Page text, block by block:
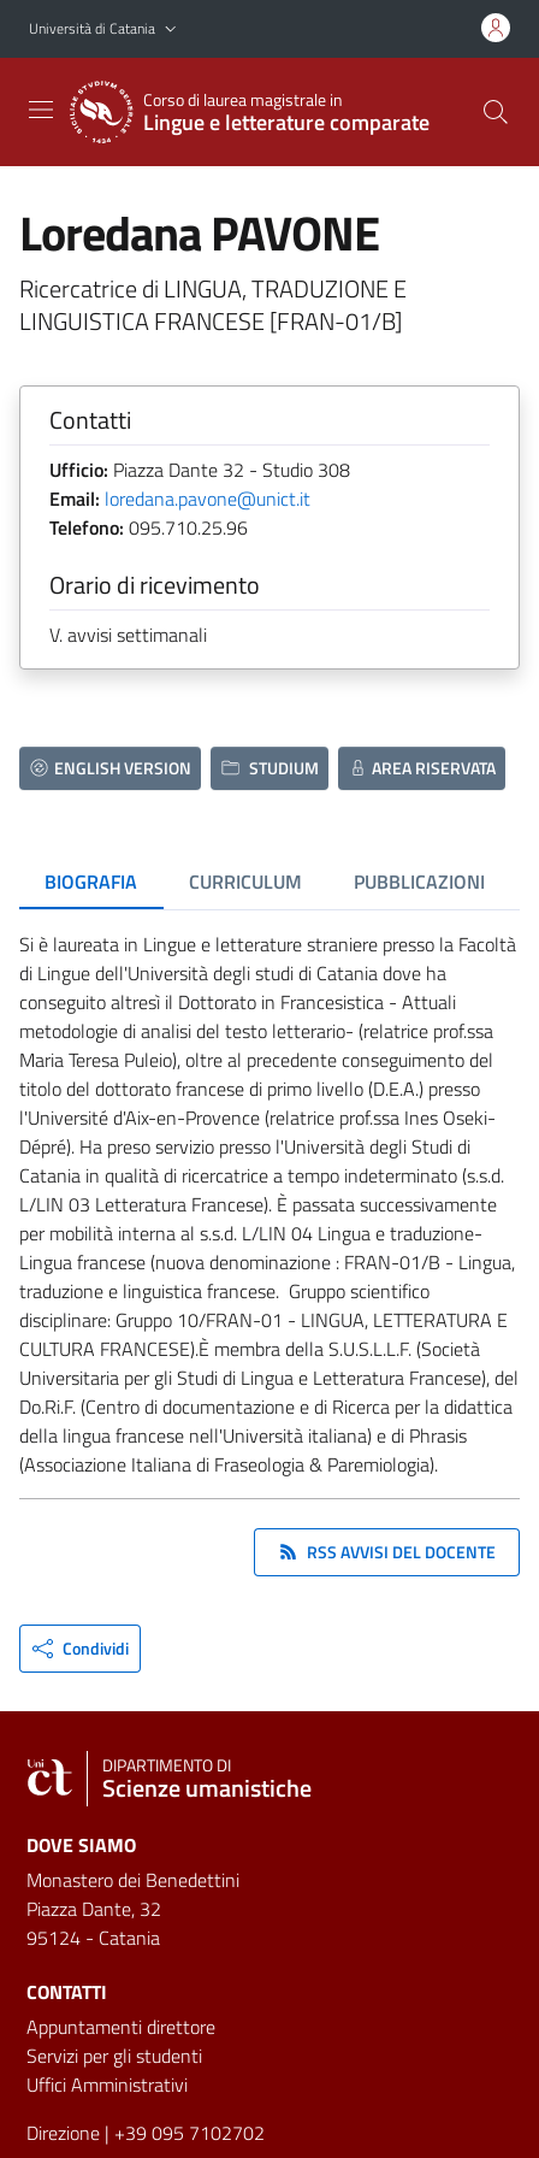
Vai al contenuto principale
Vai al menu di navigazione
Università di Catania
Corso di laurea magistrale in
Lingue e letterature comparate
Loredana PAVONE
Ricercatrice di LINGUA, TRADUZIONE E
LINGUISTICA FRANCESE [FRAN-01/B]
Contatti
Ufficio: Piazza Dante 32 - Studio 308
Email: loredana.pavone@unict.it
Telefono: 095.710.25.96
Orario di ricevimento
V. avvisi settimanali
ENGLISH VERSION STUDIUM AREA RISERVATA
BIOGRAFIA CURRICULUM PUBBLICAZIONI
Si è laureata in Lingue e letterature straniere presso la Facoltà
di Lingue dell'Università degli studi di Catania dove ha
conseguito altresì il Dottorato in Francesistica - Attuali
metodologie di analisi del testo letterario- (relatrice prof.ssa
Maria Teresa Puleio), oltre al precedente conseguimento del
titolo del dottorato francese di primo livello (D.E.A.) presso
l'Université d'Aix-en-Provence (relatrice prof.ssa Ines Oseki-
Dépré). Ha preso servizio presso l'Università degli Studi di
Catania in qualità di ricercatrice a tempo indeterminato (s.s.d.
L/LIN 03 Letteratura Francese). È passata successivamente
per mobilità interna al s.s.d. L/LIN 04 Lingua e traduzione-
Lingua francese (nuova denominazione : FRAN-01/B - Lingua,
traduzione e linguistica francese. Gruppo scientifico
disciplinare: Gruppo 10/FRAN-01 - LINGUA, LETTERATURA E
CULTURA FRANCESE).È membra della S.U.S.L.L.F. (Società
Universitaria per gli Studi di Lingua e Letteratura Francese), del
Do.Ri.F. (Centro di documentazione e di Ricerca per la didattica
della lingua francese nell'Università italiana) e di Phrasis
(Associazione Italiana di Fraseologia & Paremiologia).
RSS AVVISI DEL DOCENTE
Condividi
DIPARTIMENTO DI
Scienze umanistiche
DOVE SIAMO
Monastero dei Benedettini
Piazza Dante, 32
95124 - Catania
CONTATTI
Appuntamenti direttore
Servizi per gli studenti
Uffici Amministrativi
Direzione | +39 095 7102702